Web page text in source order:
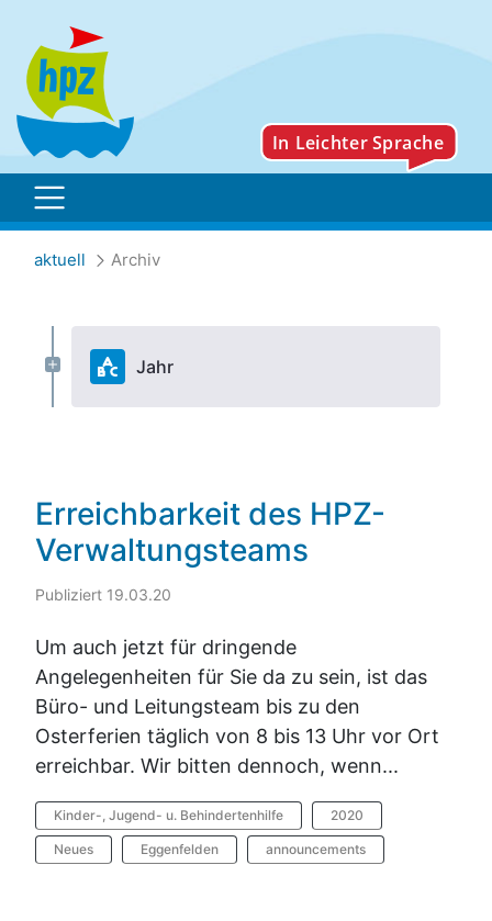
Archiv
aktuell Archiv
Jahr
Erreichbarkeit des HPZ-
Verwaltungsteams
Publiziert 19.03.20
Um auch jetzt für dringende
Angelegenheiten für Sie da zu sein, ist das
Büro- und Leitungsteam bis zu den
Osterferien täglich von 8 bis 13 Uhr vor Ort
erreichbar. Wir bitten dennoch, wenn...
Kinder-, Jugend- u. Behindertenhilfe 2020
Neues Eggenfelden announcements